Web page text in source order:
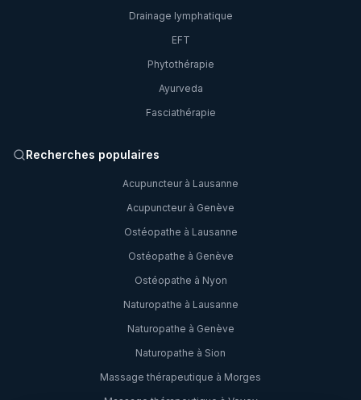
Drainage lymphatique
EFT
Phytothérapie
Ayurveda
Fasciathérapie
Recherches populaires
Acupuncteur à Lausanne
Acupuncteur à Genève
Ostéopathe à Lausanne
Ostéopathe à Genève
Ostéopathe à Nyon
Naturopathe à Lausanne
Naturopathe à Genève
Naturopathe à Sion
Massage thérapeutique à Morges